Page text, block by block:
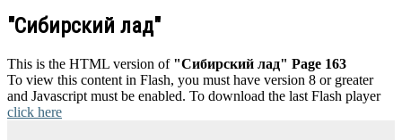
"Сибирский лад"
This is the HTML version of "Сибирский лад" Page 163
To view this content in Flash, you must have version 8 or greater
and Javascript must be enabled. To download the last Flash player
click here